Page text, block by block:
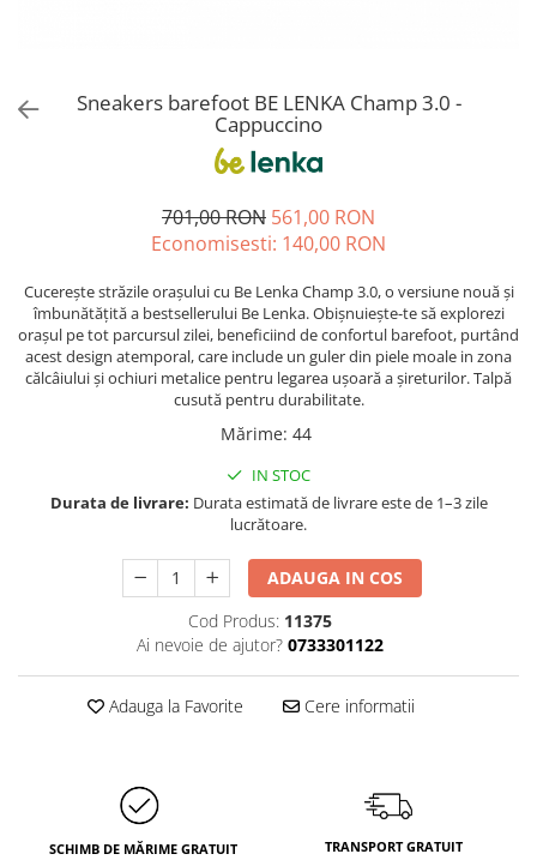
Sneakers barefoot BE LENKA Champ 3.0 -
Cappuccino
701,00 RON 561,00 RON
Economisesti: 140,00 RON
Cucerește străzile orașului cu Be Lenka Champ 3.0, o versiune nouă și
îmbunătățită a bestsellerului Be Lenka. Obișnuiește-te să explorezi
orașul pe tot parcursul zilei, beneficiind de confortul barefoot, purtând
acest design atemporal, care include un guler din piele moale in zona
călcâiului și ochiuri metalice pentru legarea ușoară a șireturilor. Talpă
cusută pentru durabilitate.
Mărime: 44
IN STOC
Durata de livrare: Durata estimată de livrare este de 1–3 zile
lucrătoare.
ADAUGA IN COS
Cod Produs: 11375
Ai nevoie de ajutor? 0733301122
Adauga la Favorite Cere informatii
SCHIMB DE MĂRIME GRATUIT TRANSPORT GRATUIT